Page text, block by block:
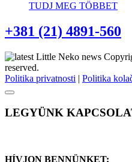
TUDJ MEG TÖBBET
+381 (21) 4891-560
reserved.
Politika privatnosti | Politika
LEGYÜNK
HÍVJON BENNÜNKET: